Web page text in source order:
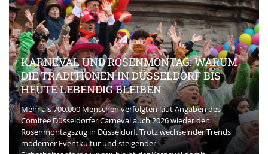
KARNEVAL UND ROSENMONTAG: WARUM
DIE TRADITIONEN IN DÜSSELDORF BIS
HEUTE LEBENDIG BLEIBEN
Mehr als 700.000 Menschen verfolgten laut Angaben des
Comitee Düsseldorfer Carneval auch 2026 wieder den
Rosenmontagszug in Düsseldorf. Trotz wechselnder Trends,
moderner Eventkultur und steigender